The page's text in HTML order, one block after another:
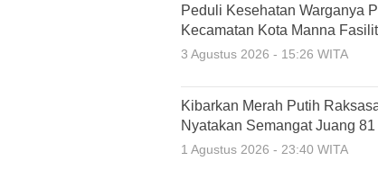
Peduli Kesehatan Warganya
Kecamatan Kota Manna
3 Agustus 2026 - 15:26 WITA
Kibarkan Merah Putih
Nyatakan Semangat Juang
1 Agustus 2026 - 23:40 WITA